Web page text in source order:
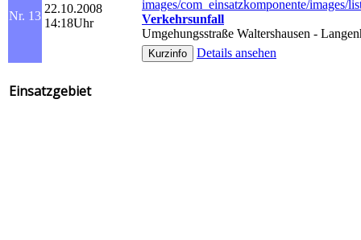
Nr. 13
22.10.2008
14:18Uhr
Verkehrsunfall
Umgehungsstraße Waltershausen -
Details ansehen
Einsatzgebiet